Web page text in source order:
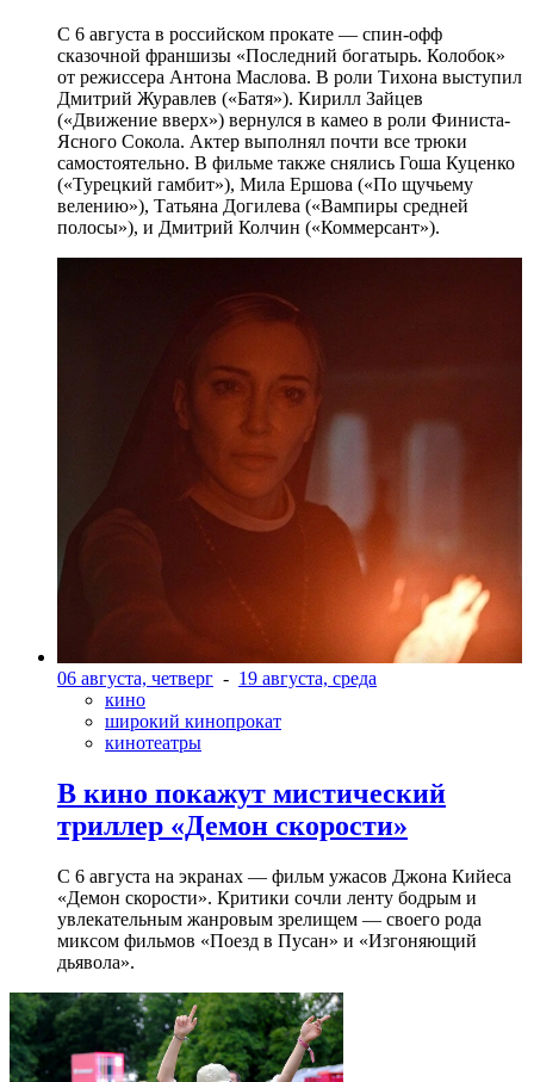
С 6 августа в российском прокате — спин-офф
сказочной франшизы «Последний богатырь. Колобок»
от режиссера Антона Маслова. В роли Тихона выступил
Дмитрий Журавлев («Батя»). Кирилл Зайцев
(«Движение вверх») вернулся в камео в роли Финиста-
Ясного Сокола. Актер выполнял почти все трюки
самостоятельно. В фильме также снялись Гоша Куценко
(«Турецкий гамбит»), Мила Ершова («По щучьему
велению»), Татьяна Догилева («Вампиры средней
полосы»), и Дмитрий Колчин («Коммерсант»).
06 августа, четверг - 19 августа, среда
кино
широкий кинопрокат
кинотеатры
В кино покажут мистический
триллер «Демон скорости»
С 6 августа на экранах — фильм ужасов Джона Кийеса
«Демон скорости». Критики сочли ленту бодрым и
увлекательным жанровым зрелищeм — своего рода
миксом фильмов «Поезд в Пусан» и «Изгоняющий
дьявола».